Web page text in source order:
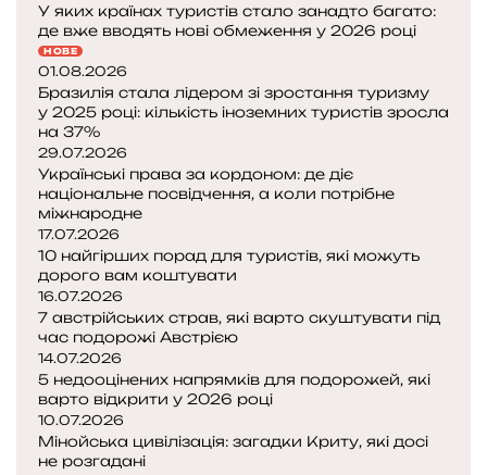
У яких країнах туристів стало занадто багато:
де вже вводять нові обмеження у 2026 році
НОВЕ
01.08.2026
Бразилія стала лідером зі зростання туризму
у 2025 році: кількість іноземних туристів зросла
на 37%
29.07.2026
Українські права за кордоном: де діє
національне посвідчення, а коли потрібне
міжнародне
17.07.2026
10 найгірших порад для туристів, які можуть
дорого вам коштувати
16.07.2026
7 австрійських страв, які варто скуштувати під
час подорожі Австрією
14.07.2026
5 недооцінених напрямків для подорожей, які
варто відкрити у 2026 році
10.07.2026
Мінойська цивілізація: загадки Криту, які досі
не розгадані